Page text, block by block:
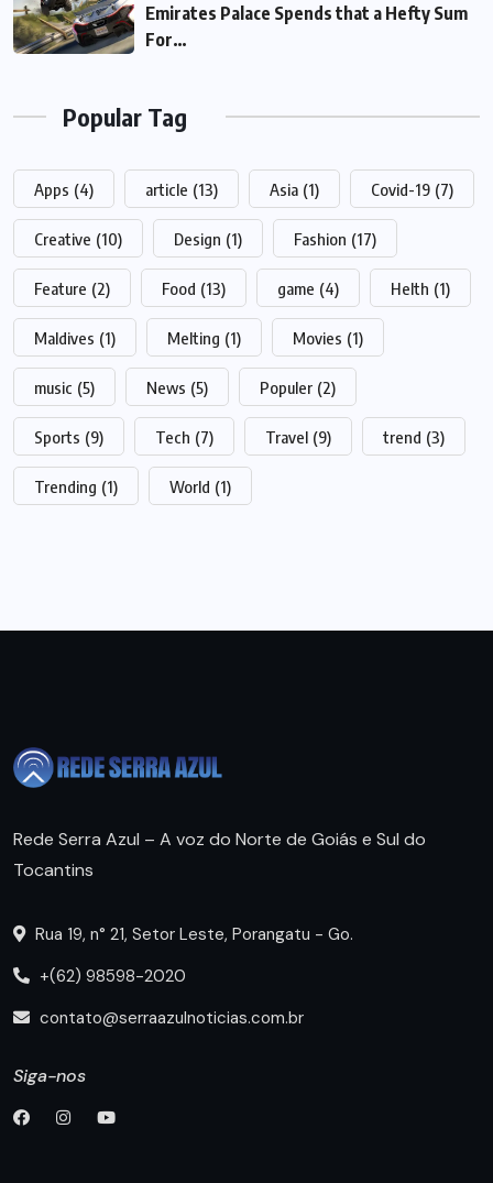
Emirates Palace Spends that a Hefty Sum
For…
Popular Tag
Apps (4) article (13) Asia (1) Covid-19 (7)
Creative (10) Design (1) Fashion (17)
Feature (2) Food (13) game (4) Helth (1)
Maldives (1) Melting (1) Movies (1)
music (5) News (5) Populer (2)
Sports (9) Tech (7) Travel (9) trend (3)
Trending (1) World (1)
Rede Serra Azul – A voz do Norte de Goiás e Sul do
Tocantins
Rua 19, n° 21, Setor Leste, Porangatu - Go.
+(62) 98598-2020
contato@serraazulnoticias.com.br
Siga-nos